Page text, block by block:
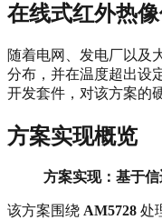
在线式红外热
随着电网、发电厂以及
分布，并在温度超出设
开发套件，对该方案的
方案实现概览
方案实现：基于信
该方案围绕 AM5728 处